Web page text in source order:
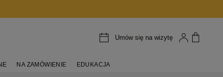
Umów się na wizytę
NA ZAMÓWIENIE EDUKACJA